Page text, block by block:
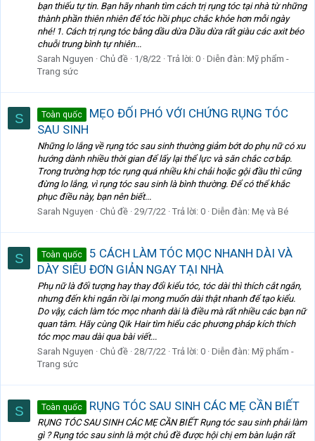
bạn thiếu tự tin. Bạn hãy nhanh tìm cách trị rụng tóc tại nhà từ những
thành phần thiên nhiên để tóc hồi phục chắc khỏe hơn mỗi ngày
nhé! 1. Cách trị rụng tóc bằng dầu dừa Dầu dừa rất giàu các axit béo
chuỗi trung bình tự nhiên...
Sarah Nguyen
Chủ đề 1/8/22 Trả lời: 0 Diễn đàn: Mỹ phẩm -
Trang sức
S Toàn quốc
MẸO ĐỐI PHÓ VỚI CHỨNG RỤNG TÓC
SAU SINH
Những lo lắng về rụng tóc sau sinh thường giảm bớt do phụ nữ có xu
hướng dành nhiều thời gian để lấy lại thể lực và săn chắc cơ bắp.
Trong trường hợp tóc rụng quá nhiều khi chải hoặc gội đầu thì cũng
đừng lo lắng, vì rụng tóc sau sinh là bình thường. Để có thể khắc
phục điều này, bạn nên biết...
Sarah Nguyen
Chủ đề 29/7/22 Trả lời: 0 Diễn đàn: Mẹ và Bé
S Toàn quốc
5 CÁCH LÀM TÓC MỌC NHANH DÀI VÀ
DÀY SIÊU ĐƠN GIẢN NGAY TẠI NHÀ
Phụ nữ là đối tượng hay thay đổi kiểu tóc, tóc dài thì thích cắt ngắn,
nhưng đến khi ngắn rồi lại mong muốn dài thật nhanh để tạo kiểu.
Do vậy, cách làm tóc mọc nhanh dài là điều mà rất nhiều các bạn nữ
quan tâm. Hãy cùng Qik Hair tìm hiểu các phương pháp kích thích
tóc mọc mau dài qua bài viết...
Sarah Nguyen
Chủ đề 28/7/22 Trả lời: 0 Diễn đàn: Mỹ phẩm -
Trang sức
S Toàn quốc RỤNG TÓC SAU SINH CÁC MẸ CẦN BIẾT
RỤNG TÓC SAU SINH CÁC MẸ CẦN BIẾT Rụng tóc sau sinh phải làm
gì ? Rụng tóc sau sinh là một chủ đề được hội chị em bàn luận rất